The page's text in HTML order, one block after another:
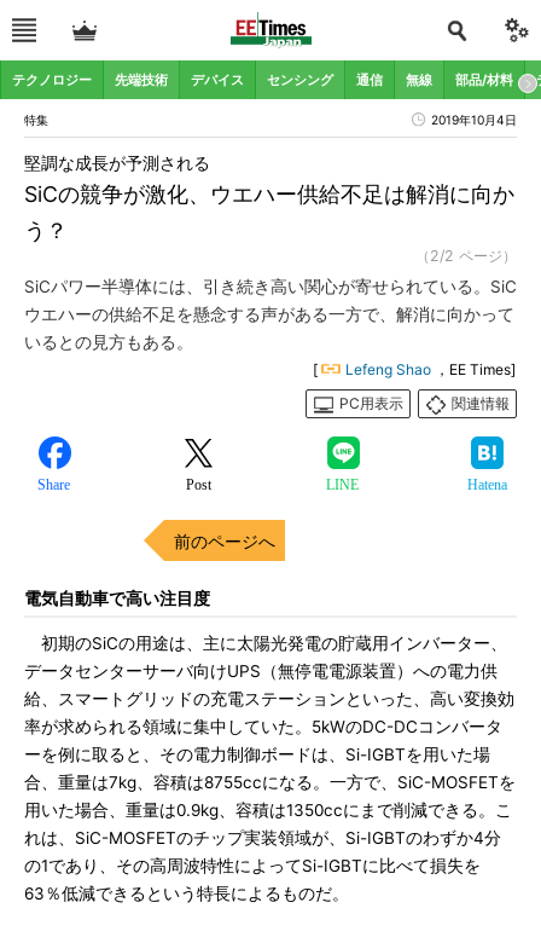
テクノロジー 先端技術 デバイス センシング 通信 無線 部品/材料
特集 2019年10月4日
SiCの競争が激化、ウエハー供給不足は解消に向か
う？
堅調な成長が予測される
（2/2 ページ）
SiCパワー半導体には、引き続き高い関心が寄せられている。SiC
ウエハーの供給不足を懸念する声がある一方で、解消に向かって
いるとの見方もある。
[ Lefeng Shao ，EE Times]
PC用表示
関連情報
Share Post LINE Hatena
前のページへ
電気自動車で高い注目度
初期のSiCの用途は、主に太陽光発電の貯蔵用インバーター、
データセンターサーバ向けUPS（無停電電源装置）への電力供
給、スマートグリッドの充電ステーションといった、高い変換効
率が求められる領域に集中していた。5kWのDC-DCコンバータ
ーを例に取ると、その電力制御ボードは、Si-IGBTを用いた場
合、重量は7kg、容積は8755ccになる。一方で、SiC-MOSFETを
用いた場合、重量は0.9kg、容積は1350ccにまで削減できる。こ
れは、SiC-MOSFETのチップ実装領域が、Si-IGBTのわずか4分
の1であり、その高周波特性によってSi-IGBTに比べて損失を
63％低減できるという特長によるものだ。